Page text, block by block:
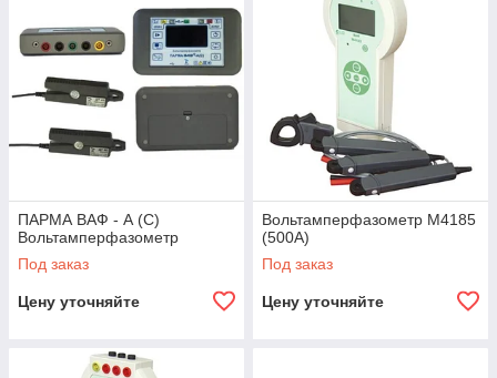
ПАРМА ВАФ - А (С)
Вольтамперфазометр
Под заказ
Цену уточняйте
Вольтамперфазометр М4185
(500А)
Под заказ
Цену уточняйте